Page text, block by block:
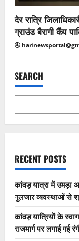
देर रात्रि
ग्राउंड बैरागी कैंप
SEARCH
RECENT POSTS
कांवड़ यात्रा में उमड़ा
गुलजार व्यवस्थाओं से
कांवड़ यात्रियों के
राजमार्ग पर लगाई गई